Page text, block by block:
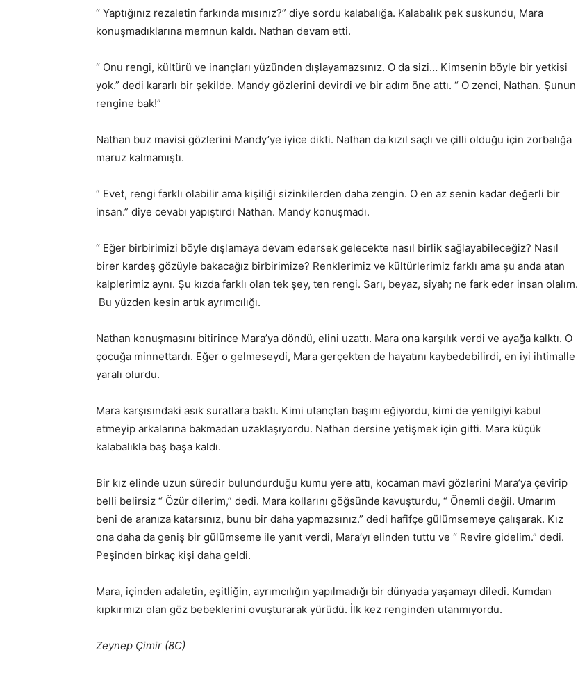
“ Yaptığınız rezaletin farkında mısınız?” diye sordu kalabalığa. Kalabalık pek suskundu, Mara
konuşmadıklarına memnun kaldı. Nathan devam etti.
“ Onu rengi, kültürü ve inançları yüzünden dışlayamazsınız. O da sizi… Kimsenin böyle bir yetkisi
yok.” dedi kararlı bir şekilde. Mandy gözlerini devirdi ve bir adım öne attı. “ O zenci, Nathan. Şunun
rengine bak!”
Nathan buz mavisi gözlerini Mandy’ye iyice dikti. Nathan da kızıl saçlı ve çilli olduğu için zorbalığa
maruz kalmamıştı.
“ Evet, rengi farklı olabilir ama kişiliği sizinkilerden daha zengin. O en az senin kadar değerli bir
insan.” diye cevabı yapıştırdı Nathan. Mandy konuşmadı.
“ Eğer birbirimizi böyle dışlamaya devam edersek gelecekte nasıl birlik sağlayabileceğiz? Nasıl
birer kardeş gözüyle bakacağız birbirimize? Renklerimiz ve kültürlerimiz farklı ama şu anda atan
kalplerimiz aynı. Şu kızda farklı olan tek şey, ten rengi. Sarı, beyaz, siyah; ne fark eder insan olalım.
Bu yüzden kesin artık ayrımcılığı.
Nathan konuşmasını bitirince Mara’ya döndü, elini uzattı. Mara ona karşılık verdi ve ayağa kalktı. O
çocuğa minnettardı. Eğer o gelmeseydi, Mara gerçekten de hayatını kaybedebilirdi, en iyi ihtimalle
yaralı olurdu.
Mara karşısındaki asık suratlara baktı. Kimi utançtan başını eğiyordu, kimi de yenilgiyi kabul
etmeyip arkalarına bakmadan uzaklaşıyordu. Nathan dersine yetişmek için gitti. Mara küçük
kalabalıkla baş başa kaldı.
Bir kız elinde uzun süredir bulundurduğu kumu yere attı, kocaman mavi gözlerini Mara’ya çevirip
belli belirsiz “ Özür dilerim,” dedi. Mara kollarını göğsünde kavuşturdu, “ Önemli değil. Umarım
beni de aranıza katarsınız, bunu bir daha yapmazsınız.” dedi hafifçe gülümsemeye çalışarak. Kız
ona daha da geniş bir gülümseme ile yanıt verdi, Mara’yı elinden tuttu ve “ Revire gidelim.” dedi.
Peşinden birkaç kişi daha geldi.
Mara, içinden adaletin, eşitliğin, ayrımcılığın yapılmadığı bir dünyada yaşamayı diledi. Kumdan
kıpkırmızı olan göz bebeklerini ovuşturarak yürüdü. İlk kez renginden utanmıyordu.
Zeynep Çimir (8C)